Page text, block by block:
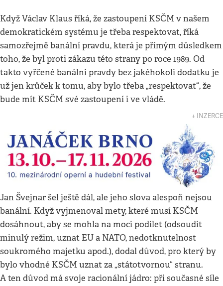
Když Václav Klaus říká, že zastoupení KSČM v našem
demokratickém systému je třeba respektovat, říká
samozřejmě banální pravdu, která je přímým důsledkem
toho, že byl proti zákazu této strany po roce 1989. Od
takto vyřčené banální pravdy bez jakéhokoli dodatku je
už jen krůček k tomu, aby bylo třeba „respektovat“, že
bude mít KSČM své zastoupení i ve vládě.
↓ INZERCE
Jan Švejnar šel ještě dál, ale jeho slova alespoň nejsou
banální. Když vyjmenoval mety, které musí KSČM
dosáhnout, aby se mohla na moci podílet (odsoudit
minulý režim, uznat EU a NATO, nedotknutelnost
soukromého majetku apod.), dodal důvod, pro který by
bylo vhodné KSČM uznat za „státotvornou“ stranu.
A ten důvod má svoje racionální jádro: při současné síle